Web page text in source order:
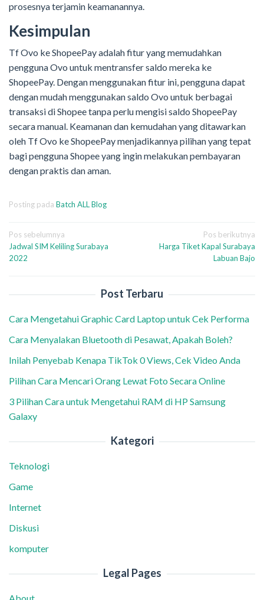
prosesnya terjamin keamanannya.
Kesimpulan
Tf Ovo ke ShopeePay adalah fitur yang memudahkan
pengguna Ovo untuk mentransfer saldo mereka ke
ShopeePay. Dengan menggunakan fitur ini, pengguna dapat
dengan mudah menggunakan saldo Ovo untuk berbagai
transaksi di Shopee tanpa perlu mengisi saldo ShopeePay
secara manual. Keamanan dan kemudahan yang ditawarkan
oleh Tf Ovo ke ShopeePay menjadikannya pilihan yang tepat
bagi pengguna Shopee yang ingin melakukan pembayaran
dengan praktis dan aman.
Posting pada Batch ALL Blog
Navigasi
pos
Pos sebelumnya
Jadwal SIM Keliling Surabaya
2022
Pos berikutnya
Harga Tiket Kapal Surabaya
Labuan Bajo
Post Terbaru
Cara Mengetahui Graphic Card Laptop untuk Cek Performa
Cara Menyalakan Bluetooth di Pesawat, Apakah Boleh?
Inilah Penyebab Kenapa TikTok 0 Views, Cek Video Anda
Pilihan Cara Mencari Orang Lewat Foto Secara Online
3 Pilihan Cara untuk Mengetahui RAM di HP Samsung
Galaxy
Kategori
Teknologi
Game
Internet
Diskusi
komputer
Legal Pages
About